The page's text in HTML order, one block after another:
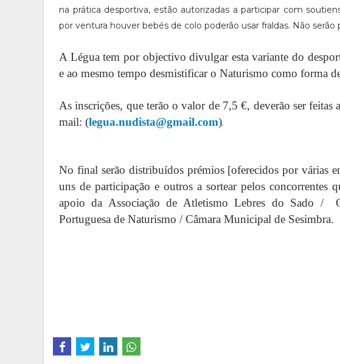
na prática desportiva, estão autorizadas a participar com
por ventura houver bebés de colo poderão usar fraldas. Não serão
A Légua tem por objectivo divulgar esta variante do
e ao mesmo tempo desmistificar o Naturismo como forma
As inscrições, que terão o valor de 7,5 €, deverão ser feitas
mail: (legua.nudista@gmail.com).
No final serão distribuídos prémios [oferecidos por várias
uns de participação e outros a sortear pelos concorrentes
apoio da Associação de Atletismo Lebres do Sado /
Portuguesa de Naturismo / Câmara Municipal de Sesimbra.